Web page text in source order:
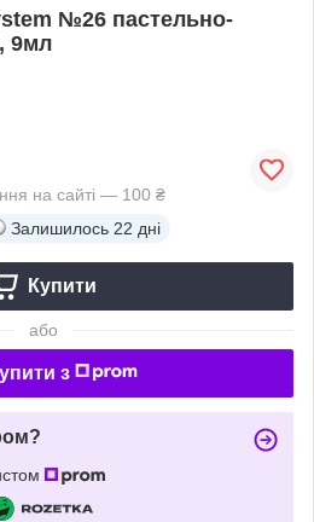
№26 пастельно-
9мл
на сайті — 100 ₴
Залишилось 22 дні
Купити
або
з